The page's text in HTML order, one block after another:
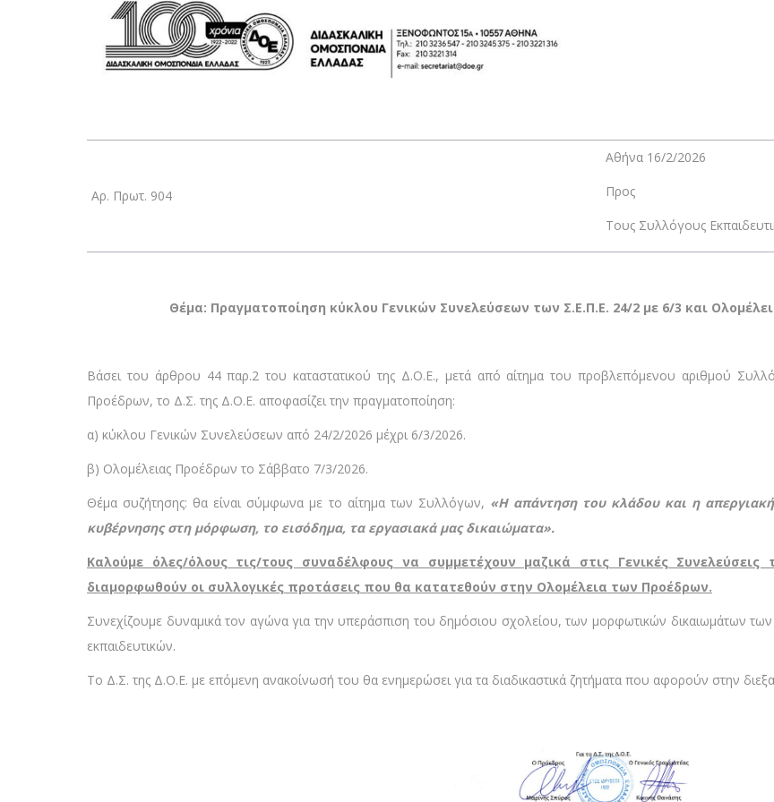
Αρ. Πρωτ. 904
Αθήνα 16/2/2026
Προς
Τους Συλλόγους
Θέμα: Πραγματοποίηση κύκλου Γενικών Συνελεύσεων των Σ.Ε.Π.Ε. 24/2 με 6/3 και
Βάσει του άρθρου 44 παρ.2 του καταστατικού της Δ.Ο.Ε., μετά από αίτημα του προβλεπόμενου αριθμού
Προέδρων, το Δ.Σ. της Δ.Ο.Ε. αποφασίζει την πραγματοποίηση:
α) κύκλου Γενικών Συνελεύσεων από 24/2/2026 μέχρι 6/3/2026.
β) Ολομέλειας Προέδρων το Σάββατο 7/3/2026.
Θέμα συζήτησης: θα είναι σύμφωνα με το αίτημα των Συλλόγων, «Η απάντηση του κλάδου και η
κυβέρνησης στη μόρφωση, το εισόδημα, τα εργασιακά μας δικαιώματα».
Καλούμε όλες/όλους τις/τους συναδέλφους να συμμετέχουν μαζικά στις Γενικές
διαμορφωθούν οι συλλογικές προτάσεις που θα κατατεθούν στην Ολομέλεια των Προέδρων.
Συνεχίζουμε δυναμικά τον αγώνα για την υπεράσπιση του δημόσιου σχολείου, των μορφωτικών δικαιωμάτων
εκπαιδευτικών.
Το Δ.Σ. της Δ.Ο.Ε. με επόμενη ανακοίνωσή του θα ενημερώσει για τα διαδικαστικά ζητήματα που αφορούν στην